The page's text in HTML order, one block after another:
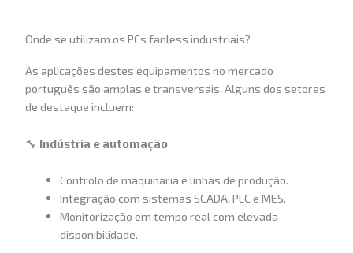
Onde se utilizam os PCs fanless industriais?
As aplicações destes equipamentos no mercado
português são amplas e transversais. Alguns dos setores
de destaque incluem:
🔧 Indústria e automação
Controlo de maquinaria e linhas de produção.
Integração com sistemas SCADA, PLC e MES.
Monitorização em tempo real com elevada
disponibilidade.